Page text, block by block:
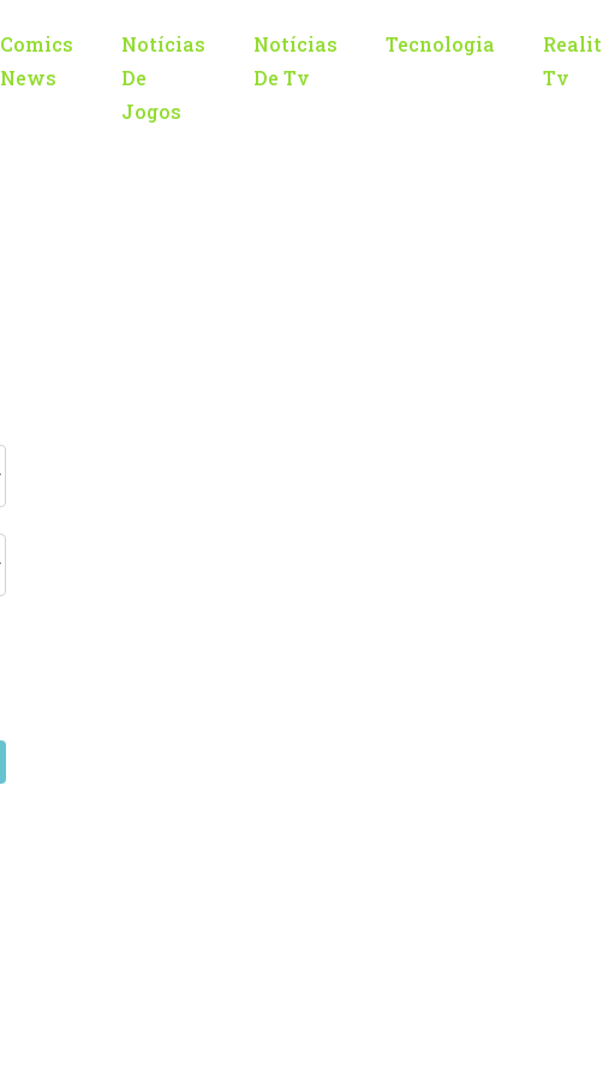
Comics
News
Notícias
De
Jogos
Notícias
De Tv
Tecnologia
Tv